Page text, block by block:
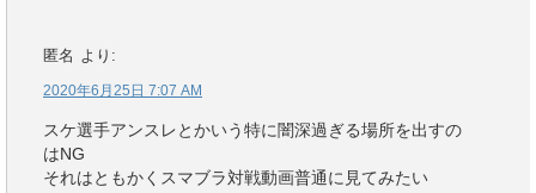
匿名 より:
2020年6月25日 7:07 AM
スケ選手アンスレとかいう特に闇深過ぎる場所を出すの
はNG
それはともかくスマブラ対戦動画普通に見てみたい